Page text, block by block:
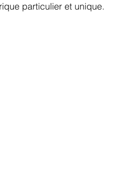
particulier et unique.